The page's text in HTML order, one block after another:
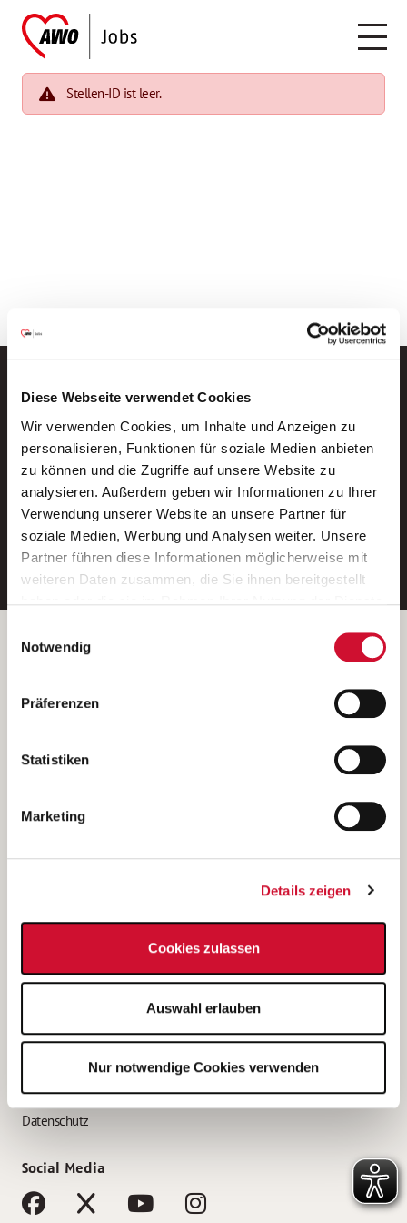
Diese Webseite verwendet Cookies
Wir verwenden Cookies, um Inhalte und Anzeigen zu
personalisieren, Funktionen für soziale Medien anbieten
zu können und die Zugriffe auf unsere Website zu
analysieren. Außerdem geben wir Informationen zu Ihrer
Verwendung unserer Website an unsere Partner für
soziale Medien, Werbung und Analysen weiter. Unsere
Partner führen diese Informationen möglicherweise mit
weiteren Daten zusammen, die Sie ihnen bereitgestellt
Wenn Sie auf „Cookies zulassen“ klicken, so stimmen
Sie der Speicherung sämtlicher Cookies zu. Sie können
Ihre Einwilligung selbstverständlich jederzeit widerrufen,
indem Sie die Cookie-Einstellungen aufrufen und diese
unsererDatenschutzerklärung
Notwendig
Präferenzen
Statistiken
Marketing
Details zeigen
Cookies zulassen
Auswahl erlauben
Nur notwendige Cookies verwenden
Stellen-ID ist leer.
Neue Stellen per E-Mail.
Ein kostenloser Service von AWO
Jobs.
E-Mail-Adresse eintragen
Betreiber der Webseite
Kantstraße 45a
(Ein Tochterunternehmen des AWO Bezirksverbandes Unterfranken
e.V.)
Bewerbung als Altenpflegehelfer*in
Bewerbung als Erzieher*in
AWO Gliederungen nach Bundesland
Impressum
Datenschutz
Social Media